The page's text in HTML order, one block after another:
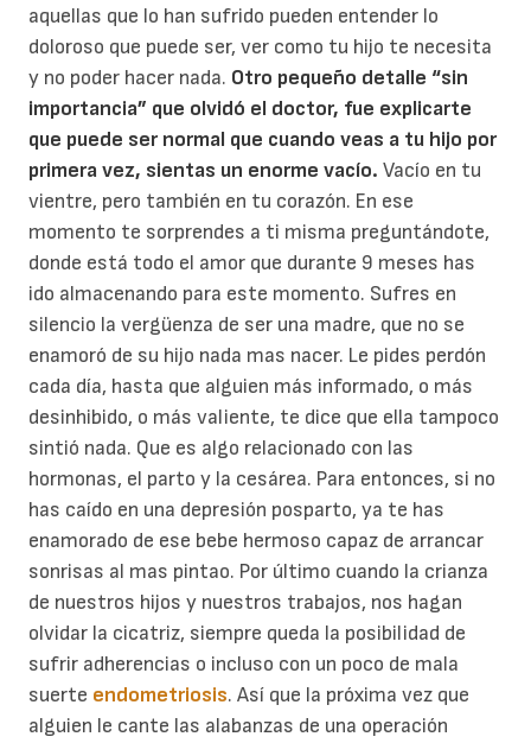
aquellas que lo han sufrido pueden entender lo
doloroso que puede ser, ver como tu hijo te necesita
y no poder hacer nada. Otro pequeño detalle “sin
importancia” que olvidó el doctor, fue explicarte
que puede ser normal que cuando veas a tu hijo por
primera vez, sientas un enorme vacío. Vacío en tu
vientre, pero también en tu corazón. En ese
momento te sorprendes a ti misma preguntándote,
donde está todo el amor que durante 9 meses has
ido almacenando para este momento. Sufres en
silencio la vergüenza de ser una madre, que no se
enamoró de su hijo nada mas nacer. Le pides perdón
cada día, hasta que alguien más informado, o más
desinhibido, o más valiente, te dice que ella tampoco
sintió nada. Que es algo relacionado con las
hormonas, el parto y la cesárea. Para entonces, si no
has caído en una depresión posparto, ya te has
enamorado de ese bebe hermoso capaz de arrancar
sonrisas al mas pintao. Por último cuando la crianza
de nuestros hijos y nuestros trabajos, nos hagan
olvidar la cicatriz, siempre queda la posibilidad de
sufrir adherencias o incluso con un poco de mala
suerte endometriosis. Así que la próxima vez que
alguien le cante las alabanzas de una operación